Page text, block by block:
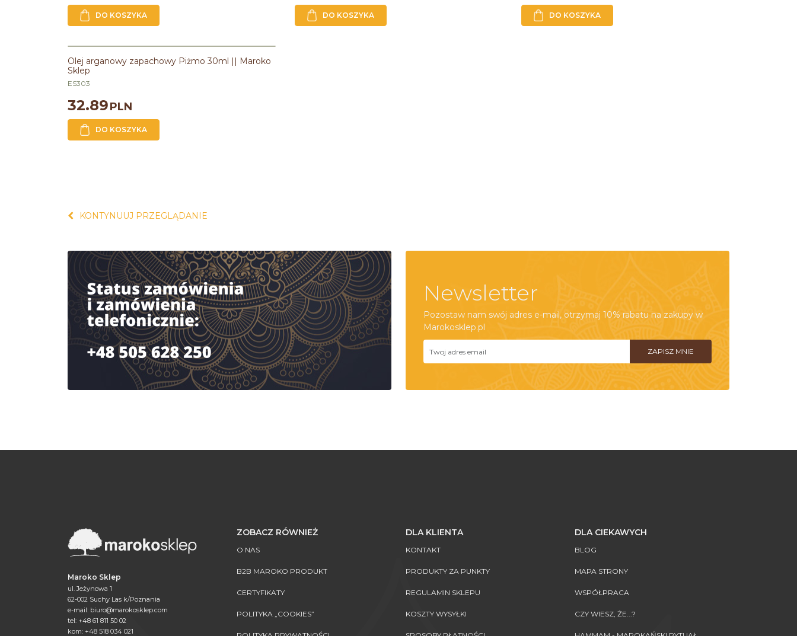
DO KOSZYKA DO KOSZYKA DO KOSZYKA
Olej arganowy zapachowy Piżmo 30ml || Maroko
Sklep
ES303
32.89PLN
DO KOSZYKA
KONTYNUUJ PRZEGLĄDANIE
Newsletter
Pozostaw nam swój adres e-mail, otrzymaj 10% rabatu na zakupy w
Marokosklep.pl
Maroko Sklep
ul. Jeżynowa 1
62-002 Suchy Las k/Poznania
e-mail: biuro@marokosklep.com
tel: +48 61 811 50 02
kom: +48 518 034 021
ZOBACZ RÓWNIEŻ
O NAS
B2B MAROKO PRODUKT
CERTYFIKATY
POLITYKA „COOKIES”
DLA KLIENTA
KONTAKT
PRODUKTY ZA PUNKTY
REGULAMIN SKLEPU
KOSZTY WYSYŁKI
DLA CIEKAWYCH
BLOG
MAPA STRONY
WSPÓŁPRACA
CZY WIESZ, ŻE...?